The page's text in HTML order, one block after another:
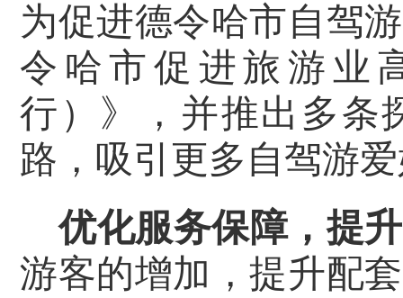
为促进德令哈市自驾
令哈市促进旅游业
行）》，并推出多条
路，吸引更多自驾游
优化服务保障，提
游客的增加，提升配